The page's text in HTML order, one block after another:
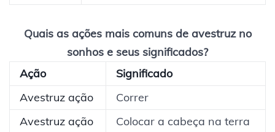
Quais as ações mais comuns de avestruz no
sonhos e seus significados?
Ação
Significado
Avestruz ação
Correr
Avestruz ação
Colocar a cabeça na terra